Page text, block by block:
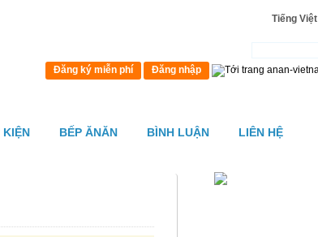
KIỆN BẾP ĂNĂN BÌNH LUẬN LIÊN HỆ
Tiếng Việt
Đăng ký miễn phí Đăng nhập